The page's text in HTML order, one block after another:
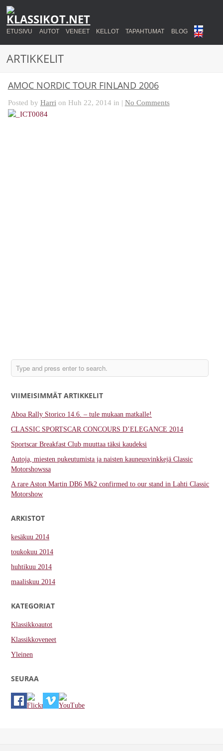
ETUSIVU AUTOT VENEET KELLOT TAPAHTUMAT BLOG
ARTIKKELIT
AMOC NORDIC TOUR FINLAND 2006
Posted by Harri on Huh 22, 2014 in | No Comments
VIIMEISIMMÄT ARTIKKELIT
Aboa Rally Storico 14.6. – tule mukaan matkalle!
CLASSIC SPORTSCAR CONCOURS D’ELEGANCE 2014
Sportscar Breakfast Club muuttaa täksi kaudeksi
Autoja, miesten pukeutumista ja naisten kauneusvinkkejä Classic
Motorshowssa
A rare Aston Martin DB6 Mk2 confirmed to our stand in Lahti Classic
Motorshow
ARKISTOT
kesäkuu 2014
toukokuu 2014
huhtikuu 2014
maaliskuu 2014
KATEGORIAT
Klassikkoautot
Klassikkoveneet
Yleinen
SEURAA